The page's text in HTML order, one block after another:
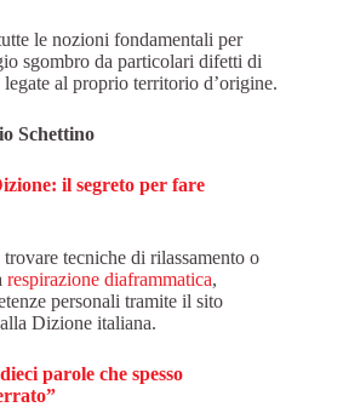
le nozioni fondamentali per
sgombro da particolari difetti di
al proprio territorio d’origine.
Schettino
il segreto per fare
trovare tecniche di rilassamento o
respirazione diaframmatica,
personali tramite il sito
Dizione italiana.
parole che spesso